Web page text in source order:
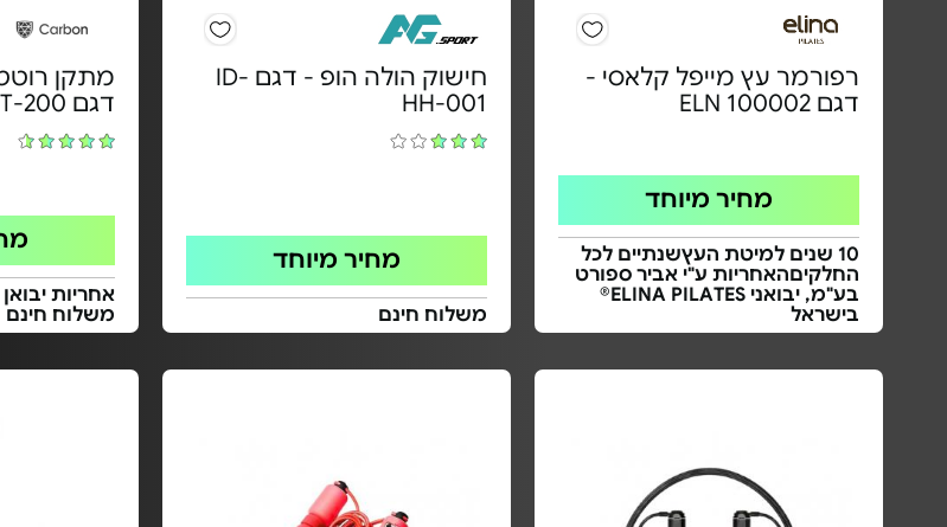
רפורמר עץ מייפל קלאסי -
דגם ELN 100002
מחיר מיוחד
10 שנים למיטת העץשנתיים לכל
החלקיםהאחריות ע"י אביר ספורט
בע"מ, יבואני ELINA PILATES®
בישראל
חישוק הולה הופ - דגם ID-
HH-001
מחיר מיוחד
משלוח חינם
מתקן רוטט
דגם VFIT-200
אחריות
משלוח חינם